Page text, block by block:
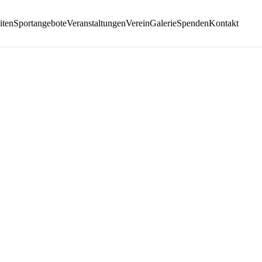
SportangeboteVeranstaltungenVereinGalerieSpendenKontakt